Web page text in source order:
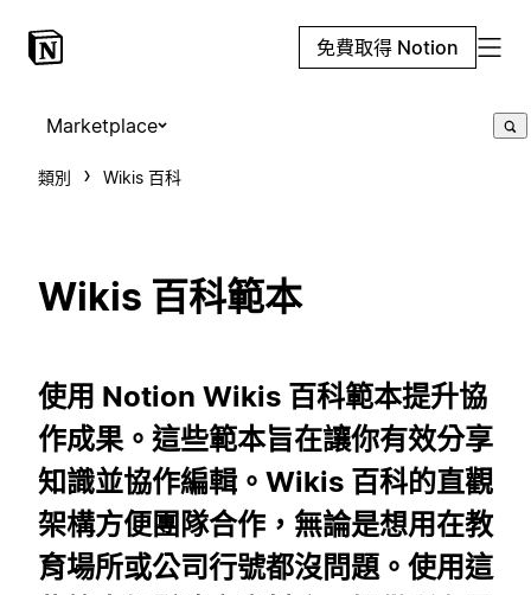
免費取得 Notion
Marketplace
類別 Wikis 百科
Wikis 百科範本
使用 Notion Wikis 百科範本提升協
作成果。這些範本旨在讓你有效分享
知識並協作編輯。Wikis 百科的直觀
架構方便團隊合作，無論是想用在教
育場所或公司行號都沒問題。使用這